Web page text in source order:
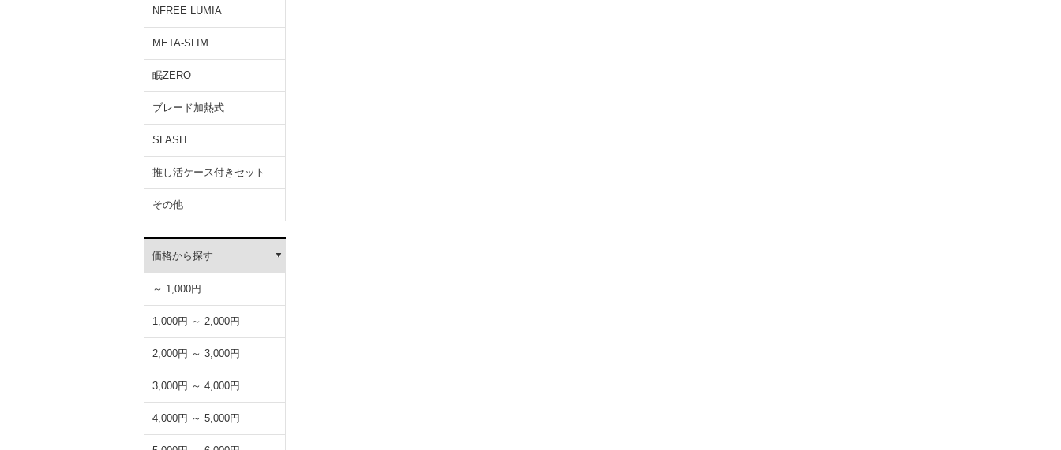
NFREE LUMIA
META-SLIM
眠ZERO
ブレード加熱式
SLASH
推し活ケース付きセット
その他
価格から探す
～ 1,000円
1,000円 ～ 2,000円
2,000円 ～ 3,000円
3,000円 ～ 4,000円
4,000円 ～ 5,000円